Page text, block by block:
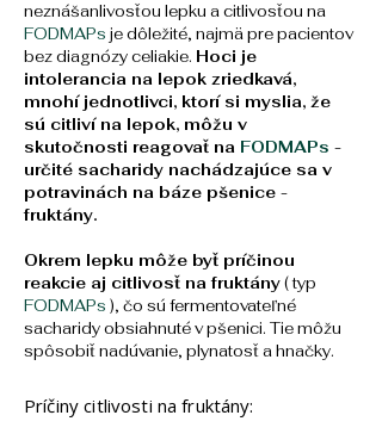
neznášanlivosťou lepku a citlivosťou na
FODMAPs je dôležité, najmä pre pacientov
bez diagnózy celiakie. Hoci je
intolerancia na lepok zriedkavá,
mnohí jednotlivci, ktorí si myslia, že
sú citliví na lepok, môžu v
skutočnosti reagovať na FODMAPs -
určité sacharidy nachádzajúce sa v
potravinách na báze pšenice -
fruktány.
Okrem lepku môže byť príčinou
reakcie aj citlivosť na fruktány ( typ
FODMAPs ), čo sú fermentovateľné
sacharidy obsiahnuté v pšenici. Tie môžu
spôsobiť nadúvanie, plynatosť a hnačky.
Príčiny citlivosti na fruktány: